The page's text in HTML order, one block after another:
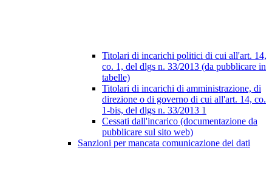
Titolari di incarichi politici di cui all'art. 14,
co. 1, del dlgs n. 33/2013 (da pubblicare in
tabelle)
Titolari di incarichi di amministrazione, di
direzione o di governo di cui all'art. 14, co.
1-bis, del dlgs n. 33/2013 1
Cessati dall'incarico (documentazione da
pubblicare sul sito web)
Sanzioni per mancata comunicazione dei dati